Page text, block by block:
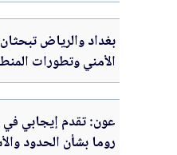
بغداد والرياض
الأمني وتطورات
عون: تقدم إيجابي
روما بشأن الحدود